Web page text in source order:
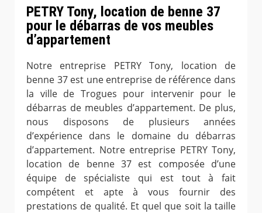
PETRY Tony, location de benne 37
pour le débarras de vos meubles
d’appartement
Notre entreprise PETRY Tony, location de
benne 37 est une entreprise de référence dans
la ville de Trogues pour intervenir pour le
débarras de meubles d’appartement. De plus,
nous disposons de plusieurs années
d’expérience dans le domaine du débarras
d’appartement. Notre entreprise PETRY Tony,
location de benne 37 est composée d’une
équipe de spécialiste qui est tout à fait
compétent et apte à vous fournir des
prestations de qualité. Et quel que soit la taille